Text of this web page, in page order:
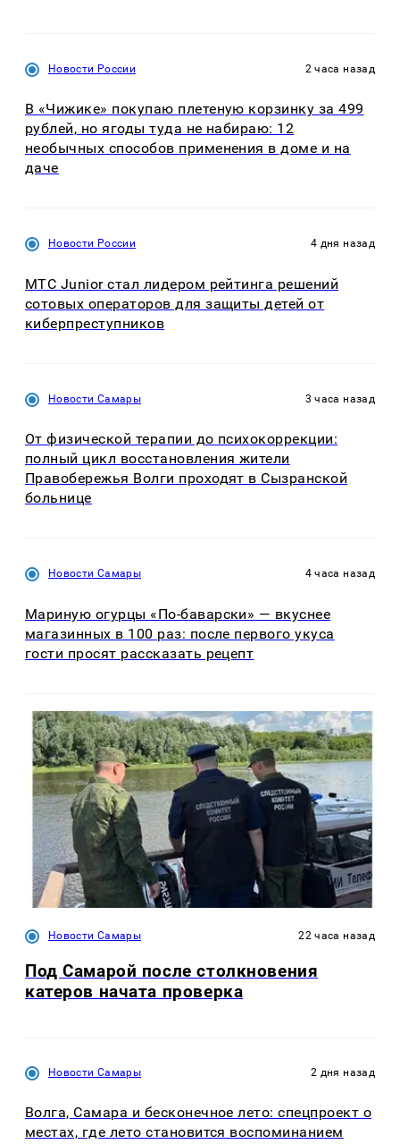
Новости России 2 часа назад
В «Чижике» покупаю плетеную корзинку за 499
рублей, но ягоды туда не набираю: 12
необычных способов применения в доме и на
даче
Новости России 4 дня назад
МТС Junior стал лидером рейтинга решений
сотовых операторов для защиты детей от
киберпреступников
Новости Самары 3 часа назад
От физической терапии до психокоррекции:
полный цикл восстановления жители
Правобережья Волги проходят в Сызранской
больнице
Новости Самары 4 часа назад
Мариную огурцы «По-баварски» — вкуснее
магазинных в 100 раз: после первого укуса
гости просят рассказать рецепт
Новости Самары 22 часа назад
Под Самарой после столкновения
катеров начата проверка
Новости Самары 2 дня назад
Волга, Самара и бесконечное лето: спецпроект о
местах, где лето становится воспоминанием